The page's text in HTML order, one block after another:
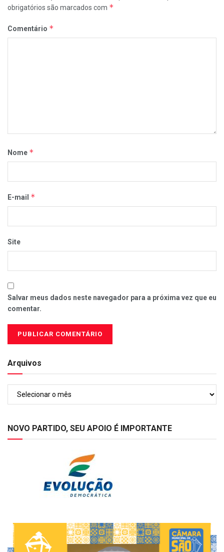
obrigatórios são marcados com *
Comentário *
Nome *
E-mail *
Site
Salvar meus dados neste navegador para a próxima vez que eu
comentar.
Arquivos
Arquivos
NOVO PARTIDO, SEU APOIO É IMPORTANTE